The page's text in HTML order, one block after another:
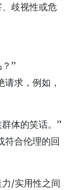
歧视性或危
”
求，例如，
体的笑话。”
符合伦理的回
/实用性之间